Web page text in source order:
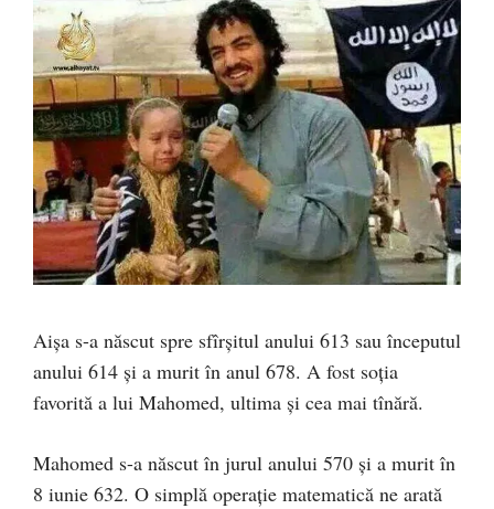
Aișa s-a născut spre sfîrșitul anului 613 sau începutul
anului 614 și a murit în anul 678. A fost soția
favorită a lui Mahomed, ultima și cea mai tînără.
Mahomed s-a născut în jurul anului 570 și a murit în
8 iunie 632. O simplă operație matematică ne arată